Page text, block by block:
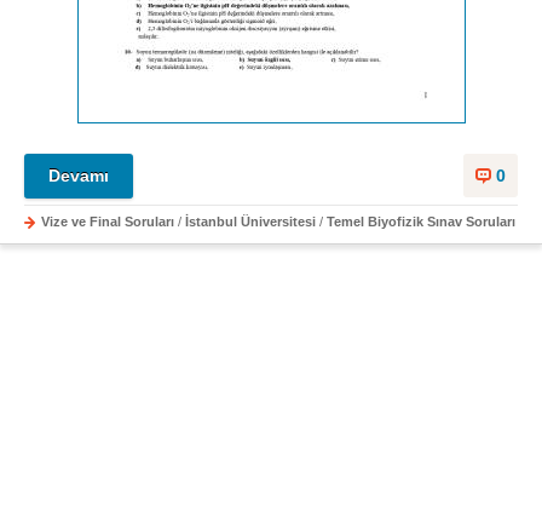
0
Devamı
Vize ve Final Soruları / İstanbul Üniversitesi / Temel Biyofizik Sınav Soruları